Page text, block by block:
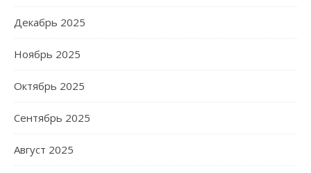
Декабрь 2025
Ноябрь 2025
Октябрь 2025
Сентябрь 2025
Август 2025